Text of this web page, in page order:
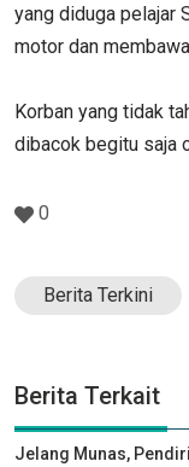
yang diduga pelajar
motor dan
Korban yang tidak
dibacok begitu saja
0
Berita Terkini
Berita Terkait
Jelang Munas, Pendiri